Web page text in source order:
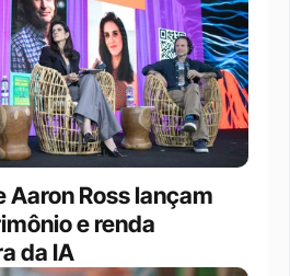
Aaron Ross lançam
e renda
da IA